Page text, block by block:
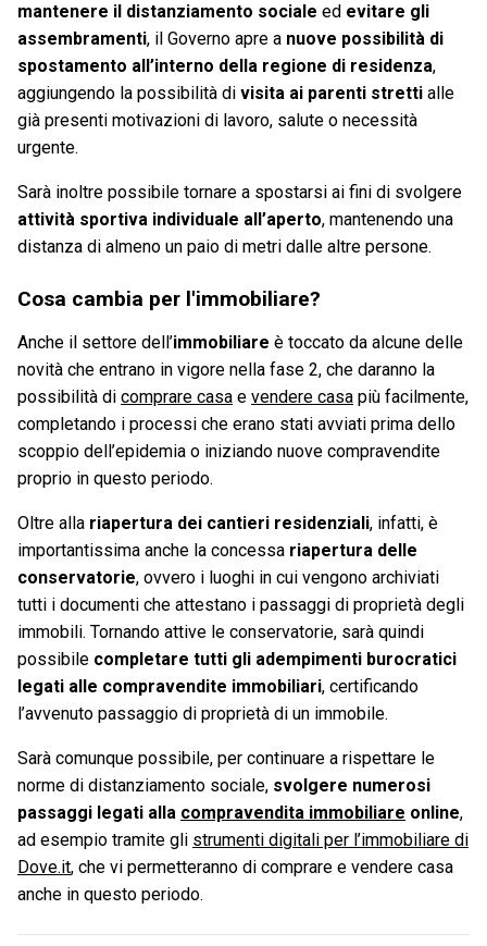
mantenere il distanziamento sociale ed evitare gli
assembramenti, il Governo apre a nuove possibilità di
spostamento all’interno della regione di residenza,
aggiungendo la possibilità di visita ai parenti stretti alle
già presenti motivazioni di lavoro, salute o necessità
urgente.
Sarà inoltre possibile tornare a spostarsi ai fini di svolgere
attività sportiva individuale all’aperto, mantenendo una
distanza di almeno un paio di metri dalle altre persone.
Cosa cambia per l'immobiliare?
Anche il settore dell’immobiliare è toccato da alcune delle
novità che entrano in vigore nella fase 2, che daranno la
possibilità di comprare casa e vendere casa più facilmente,
completando i processi che erano stati avviati prima dello
scoppio dell’epidemia o iniziando nuove compravendite
proprio in questo periodo.
Oltre alla riapertura dei cantieri residenziali, infatti, è
importantissima anche la concessa riapertura delle
conservatorie, ovvero i luoghi in cui vengono archiviati
tutti i documenti che attestano i passaggi di proprietà degli
immobili. Tornando attive le conservatorie, sarà quindi
possibile completare tutti gli adempimenti burocratici
legati alle compravendite immobiliari, certificando
l’avvenuto passaggio di proprietà di un immobile.
Sarà comunque possibile, per continuare a rispettare le
norme di distanziamento sociale, svolgere numerosi
passaggi legati alla compravendita immobiliare online,
ad esempio tramite gli strumenti digitali per l’immobiliare di
Dove.it, che vi permetteranno di comprare e vendere casa
anche in questo periodo.